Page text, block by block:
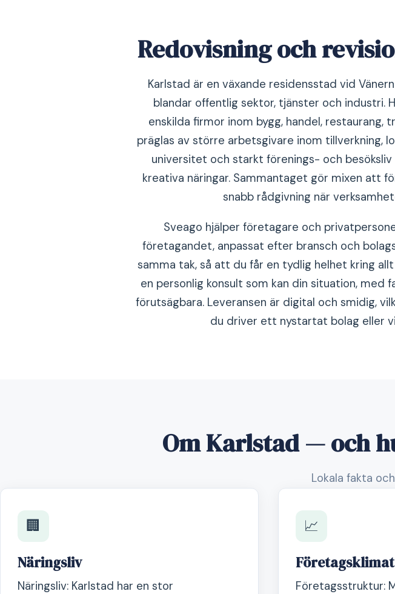
Redovisning och
Karlstad är en växande residensstad vid
blandar offentlig sektor, tjänster och industri.
enskilda firmor inom bygg, handel,
präglas av större arbetsgivare inom tillverkning,
universitet och starkt förenings- och
kreativa näringar. Sammantaget gör mixen att
snabb rådgivning när
Sveago hjälper företagare och
företagandet, anpassat efter bransch och
samma tak, så att du får en tydlig helhet kring
en personlig konsult som kan din situation,
förutsägbara. Leveransen är digital och smidig,
du driver ett nystartat bolag eller
Om Karlstad — och
Lokala fakta
🏢
Näringsliv
Näringsliv: Karlstad har en stor
📈
Företagsklimat
Företagsstruktur: